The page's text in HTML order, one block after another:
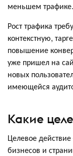
меньшем трафике.
Рост трафика
контекстную,
повышение
уже пришел на
новых
имеющейся
Какие
Целевое
бизнесов и